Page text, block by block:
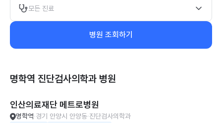
모든 진료
병원 조회하기
명학역 진단검사의학과 병원
인산의료재단 메트로병원
명학역 경기 안양시 안양동 진단검사의학과